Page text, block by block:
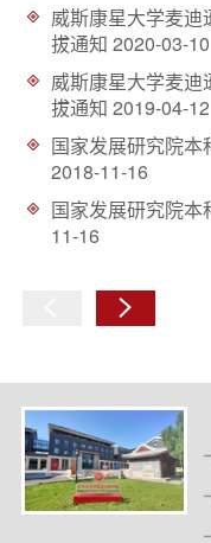
威斯康星大学麦
拔通知 2020-03-10
威斯康星大学麦
拔通知 2019-04-12
国家发展研究院
2018-11-16
国家发展研究院本
11-16
页
下
页